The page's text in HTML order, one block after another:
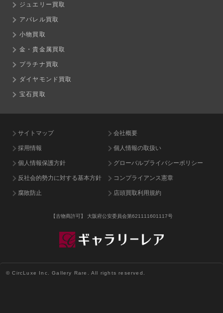
ジュエリー買取
アパレル買取
小物買取
金・貴金属買取
プラチナ買取
ダイヤモンド買取
宝石買取
サイトマップ 会社概要
採用情報 個人情報の取扱い
個人情報保護方針 グローバルプライバシーポリシー
反社会的勢力に対する基本方針 コンプライアンス憲章
腐敗防止 店頭買取利用規約
【古物商許可】 大阪府公安委員会第621111601117号
© CircLuxe Inc. Gallery Rare. All rights reserved.